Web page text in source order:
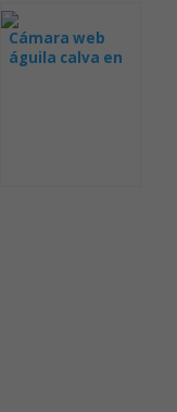
Cámara web
águila calva en